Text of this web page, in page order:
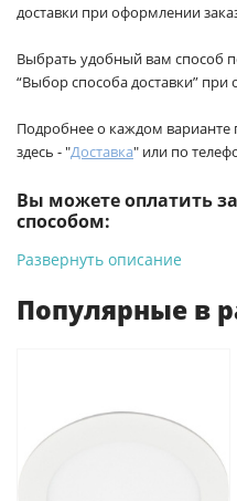
доставки при оформлении
Выбрать удобный вам способ
“Выбор способа доставки” при
Подробнее о каждом варианте
здесь - "Доставка" или по
Вы можете оплатить
способом:
-Банковской картой на
Для юридических лиц:
онлайн оплате заказа на
Подробнее о способах оплаты
Развернуть описание
Популярные в